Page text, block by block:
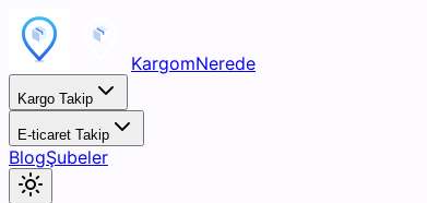
KargomNerede
Kargo Takip
E-ticaret Takip
BlogŞubeler